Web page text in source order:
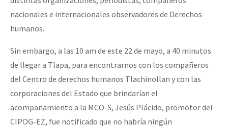
nacionales e internacionales observadores de Derechos
humanos.
Sin embargo, a las 10 am de este 22 de mayo, a 40 minutos
de llegar a Tlapa, para encontrarnos con los compañeros
del Centro de derechos humanos Tlachinollan y con las
corporaciones del Estado que brindarían el
acompañamiento a la MCO-S, Jesús Plácido, promotor del
CIPOG-EZ, fue notificado que no habría ningún